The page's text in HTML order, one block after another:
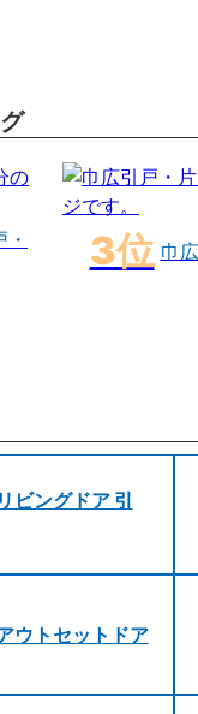
巾
ングドア 引
ウトセットドア